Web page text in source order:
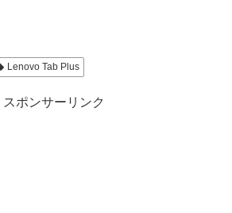
Lenovo Tab Plus
スポンサーリンク